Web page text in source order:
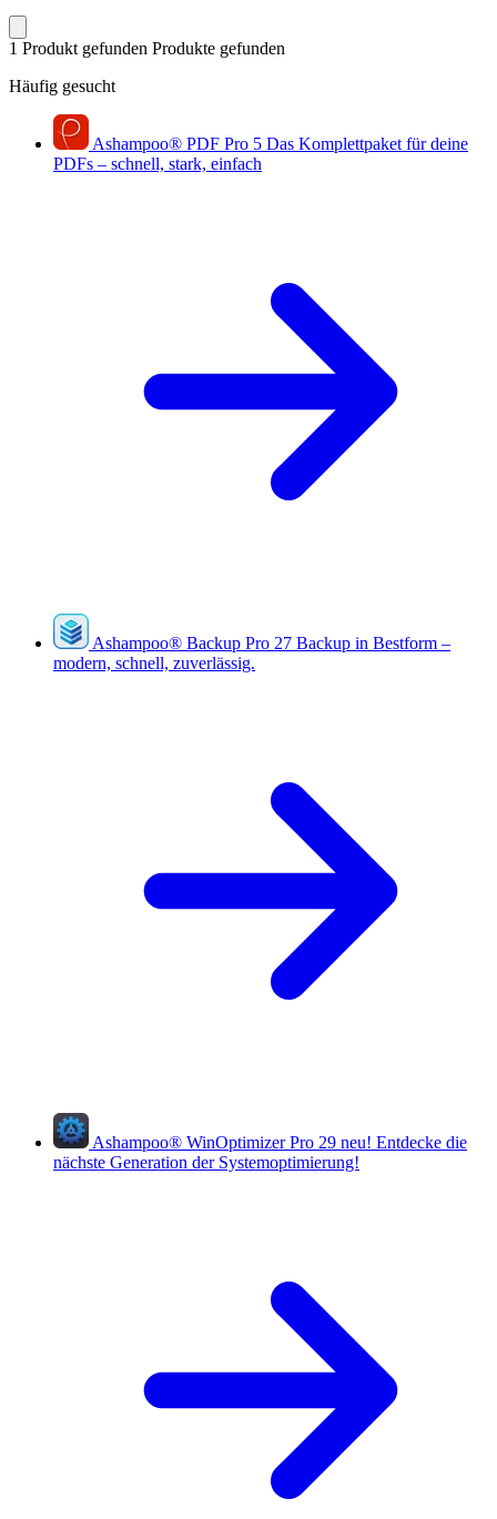
1 Produkt gefunden Produkte gefunden
Häufig gesucht
Ashampoo® PDF Pro 5 Das Komplettpaket für deine
PDFs – schnell, stark, einfach
Ashampoo® Backup Pro 27 Backup in Bestform –
modern, schnell, zuverlässig.
Ashampoo® WinOptimizer Pro 29 neu! Entdecke die
nächste Generation der Systemoptimierung!